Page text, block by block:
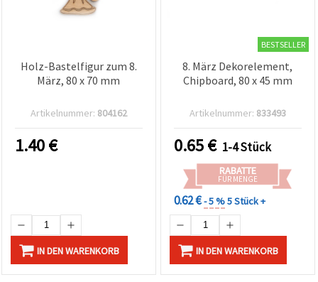
Holz-Bastelfigur zum 8.
März, 80 x 70 mm
Artikelnummer: 804162
1.40€
IN DEN WARENKORB
BESTSELLER
8. März Dekorelement,
Chipboard, 80 x 45 mm
Artikelnummer: 833493
0.65€ 1-4 Stück
RABATTE
FÜR MENGE
0.62 €- 5 %5 Stück +
IN DEN WARENKORB